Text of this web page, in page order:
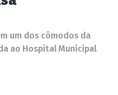
um dos cômodos da
ao Hospital Municipal